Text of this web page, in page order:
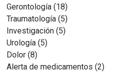
Gerontología (18)
Traumatología (5)
Investigación (5)
Urología (5)
Dolor (8)
Alerta de medicamentos (2)